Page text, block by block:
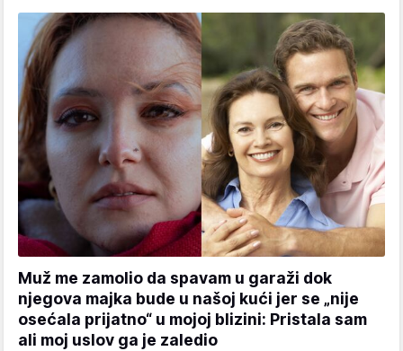
Muž me zamolio da spavam u garaži dok
njegova majka bude u našoj kući jer se „nije
osećala prijatno“ u mojoj blizini: Pristala sam
ali moj uslov ga je zaledio